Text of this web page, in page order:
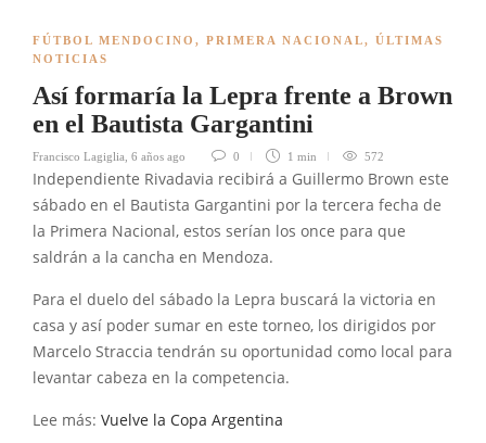
FÚTBOL MENDOCINO , PRIMERA NACIONAL, ÚLTIMAS
NOTICIAS
Así formaría la Lepra frente a Brown
en el Bautista Gargantini
Francisco Lagiglia 6 años ago 0 1 min 572
Independiente Rivadavia recibirá a Guillermo Brown este
sábado en el Bautista Gargantini por la tercera fecha de
la Primera Nacional, estos serían los once para que
saldrán a la cancha en Mendoza.
Para el duelo del sábado la Lepra buscará la victoria en
casa y así poder sumar en este torneo, los dirigidos por
Marcelo Straccia tendrán su oportunidad como local para
levantar cabeza en la competencia.
Lee más: Vuelve la Copa Argentina